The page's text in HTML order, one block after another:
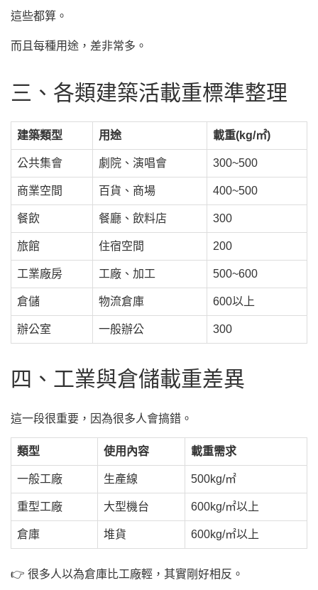
這些都算。
而且每種用途，差非常多。
三、各類建築活載重標準整理
建築類型 用途 載重(kg/㎡)
公共集會 劇院、演唱會 300~500
商業空間 百貨、商場 400~500
餐飲 餐廳、飲料店 300
旅館 住宿空間 200
工業廠房 工廠、加工 500~600
倉儲 物流倉庫 600以上
辦公室 一般辦公 300
四、工業與倉儲載重差異
這一段很重要，因為很多人會搞錯。
類型 使用內容 載重需求
一般工廠 生產線 500kg/㎡
重型工廠 大型機台 600kg/㎡以上
倉庫 堆貨 600kg/㎡以上
👉 很多人以為倉庫比工廠輕，其實剛好相反。